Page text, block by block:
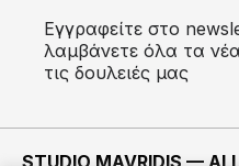
Εγγραφείτε στο
λαμβάνετε όλα τα νέα
τις δουλειές μας